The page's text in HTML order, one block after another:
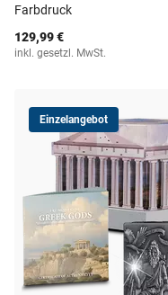
Farbdruck
129,99 €
inkl. gesetzl. MwSt.
Einzelangebot